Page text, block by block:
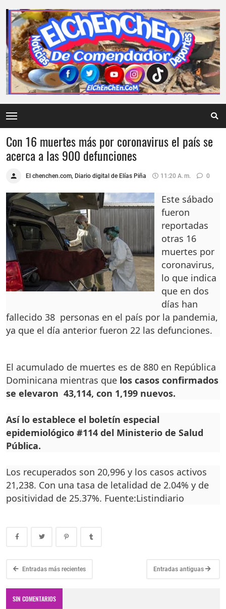
Con 16 muertes más por coronavirus el país se
acerca a las 900 defunciones
El chenchen.com, Diario digital de Elías Piña 11:20 A. M. 0
Este sábado
fueron
reportadas
otras 16
muertes por
coronavirus,
lo que indica
que en dos
días han
fallecido 38 personas en el país por la pandemia,
ya que el día anterior fueron 22 las defunciones.
El acumulado de muertes es de 880 en República
Dominicana mientras que los casos confirmados
se elevaron 43,114, con 1,199 nuevos.
Así lo establece el boletín especial
epidemiológico #114 del Ministerio de Salud
Pública.
Los recuperados son 20,996 y los casos activos
21,238. Con una tasa de letalidad de 2.04% y de
positividad de 25.37%. Fuente:Listindiario
Entradas más recientes Entradas antiguas
SIN COMENTARIOS